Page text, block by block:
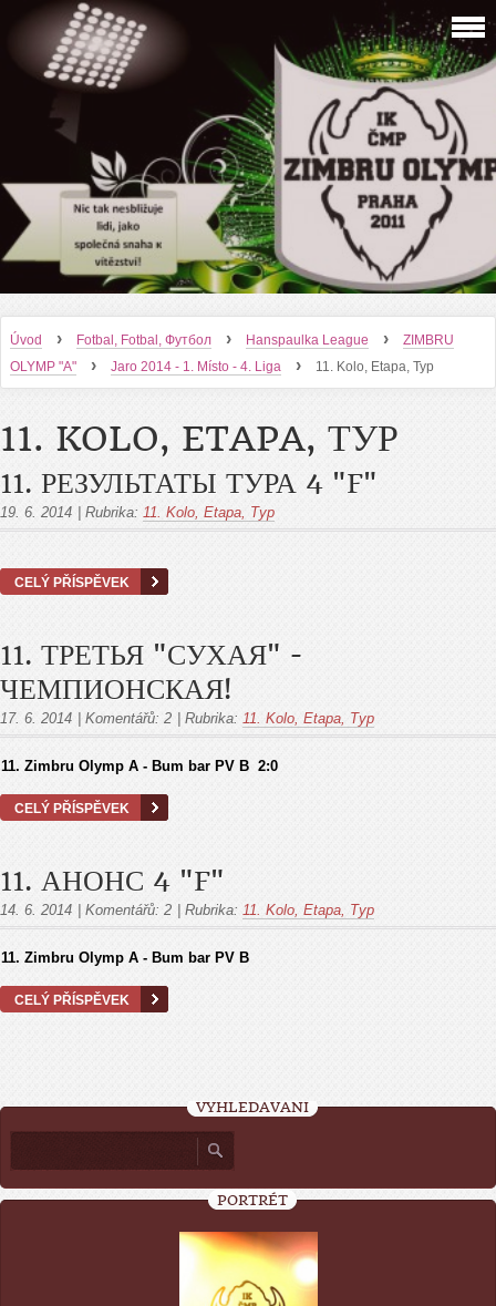
Úvod › Fotbal, Fotbal, Футбол › Hanspaulka League ›
ZIMBRU
OLYMP "A"
› Jaro 2014 - 1. Místo - 4. Liga › 11. Kolo, Etapa, Тур
11. KOLO, ETAPA, ТУР
11. РЕЗУЛЬТАТЫ ТУРА 4 "F"
19. 6. 2014 Rubrika: 11. Kolo, Etapa, Тур
CELÝ PŘÍSPĚVEK
11. ТРЕТЬЯ "СУХАЯ" -
ЧЕМПИОНСКАЯ!
17. 6. 2014 Komentářů: 2 Rubrika: 11. Kolo, Etapa, Тур
11. Zimbru Olymp A - Bum bar PV B 2:0
CELÝ PŘÍSPĚVEK
11. АНОНС 4 "F"
14. 6. 2014 Komentářů: 2 Rubrika: 11. Kolo, Etapa, Тур
11. Zimbru Olymp A - Bum bar PV B
CELÝ PŘÍSPĚVEK
VYHLEDÁVÁNÍ
PORTRÉT